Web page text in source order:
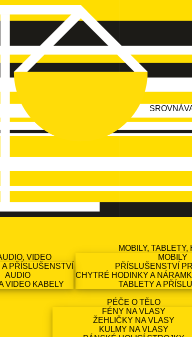
VIDEO
PŘÍSLUŠENSTVÍ
AUDIO
VIDEO KABELY
MOBILY, TABLETY,
MOBILY
PŘÍSLUŠENSTVÍ
CHYTRÉ HODINKY A
TABLETY A
PÉČE O TĚLO
FÉNY NA VLASY
ŽEHLIČKY NA VLASY
KULMY NA VLASY